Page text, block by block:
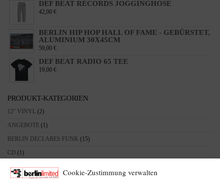
Cookie-Zustimmung verwalten
DEF BEAT RECORDS JOGGINGHOSE
42,00 €
BERLIN HIP HOP HALL OF FAME - GEBÜRSTET,
ALUMINIUM 30X45CM
59,00 €
DEF BEAT RADIO 65 TEE
19,00 €
PRODUKT-KATEGORIEN
12" VINYL (2)
ANGEBOTE (1)
BERLIN DECLARES FUNK (15)
CD (1)
DEF BEAT RECORDS
HOODIE'S (5)